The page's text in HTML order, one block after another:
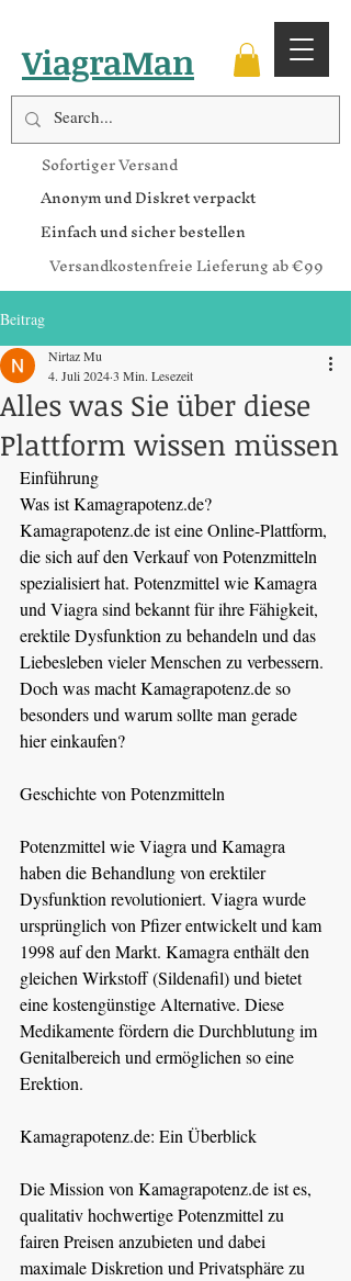
ViagraMan
Sofortiger Versand
Anonym und Diskret verpackt
Einfach und sicher bestellen
Versandkostenfreie Lieferung ab €99
Beitrag
Alles was Sie über diese
Plattform wissen müssen
Nirtaz Mu
4. Juli 20243 Min. Lesezeit
Einführung
Was ist Kamagrapotenz.de?
Kamagrapotenz.de ist eine Online-Plattform,
die sich auf den Verkauf von Potenzmitteln
spezialisiert hat. Potenzmittel wie Kamagra
und Viagra sind bekannt für ihre Fähigkeit,
erektile Dysfunktion zu behandeln und das
Liebesleben vieler Menschen zu verbessern.
Doch was macht Kamagrapotenz.de so
besonders und warum sollte man gerade
hier einkaufen?
Geschichte von Potenzmitteln
Potenzmittel wie Viagra und Kamagra
haben die Behandlung von erektiler
Dysfunktion revolutioniert. Viagra wurde
ursprünglich von Pfizer entwickelt und kam
1998 auf den Markt. Kamagra enthält den
gleichen Wirkstoff (Sildenafil) und bietet
eine kostengünstige Alternative. Diese
Medikamente fördern die Durchblutung im
Genitalbereich und ermöglichen so eine
Erektion.
Kamagrapotenz.de: Ein Überblick
Die Mission von Kamagrapotenz.de ist es,
qualitativ hochwertige Potenzmittel zu
fairen Preisen anzubieten und dabei
maximale Diskretion und Privatsphäre zu